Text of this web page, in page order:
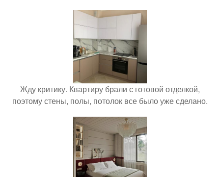
Жду критику. Квартиру брали с готовой отделкой,
поэтому стены, полы, потолок все было уже сделано.